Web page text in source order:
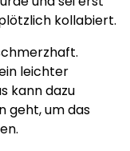
kollabiert.
leichter
kann dazu
geht, um das